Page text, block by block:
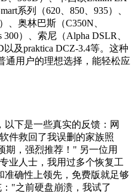
系列（620、850、935）、
、奥林巴斯（C350N、
）、索尼（Alpha DSLR、
及praktica DCZ-3.4等。这种
通用户的理想选择，能轻松应
以下是一些真实的反馈：网
件救回了我误删的家族照
期，强烈推荐！" 另一位用
业人士，我用过多个恢复工
准确性上领先，免费版就足够
"之前硬盘崩溃，我试了